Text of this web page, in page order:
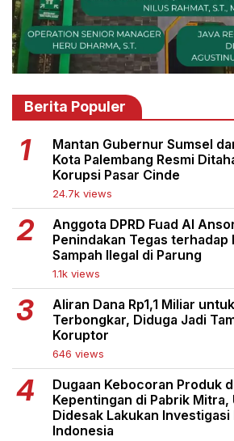
Berita Populer
Mantan Gubernur Sumsel
Kota Palembang Resmi
Korupsi Pasar Cinde
24.7k views
Anggota DPRD Fuad Al
Penindakan Tegas terhadap
Sampah Ilegal di Parung
1.1k views
Aliran Dana Rp1,1 Miliar
Terbongkar, Diduga Jadi
Koruptor
646 views
Dugaan Kebocoran Produk
Kepentingan di Pabrik
Didesak Lakukan
Indonesia